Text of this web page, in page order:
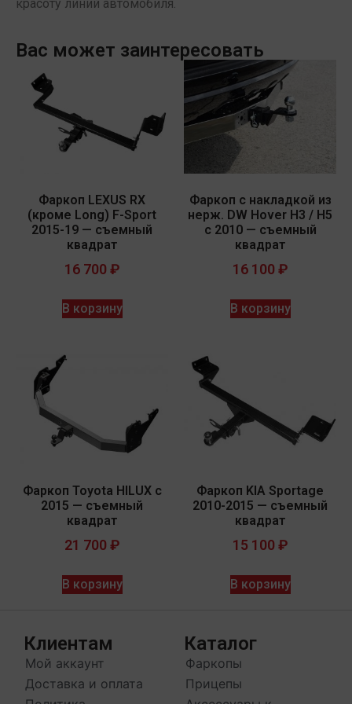
красоту линий автомобиля.
Вас может заинтересовать
Фаркоп LEXUS RX
(кроме Long) F-Sport
2015-19 — съемный
квадрат
16 700 ₽
В корзину
Фаркоп c накладкой из
нерж. DW Hover H3 / H5
с 2010 — съемный
квадрат
16 100 ₽
В корзину
Фаркоп Toyota HILUX с
2015 — съемный
квадрат
21 700 ₽
В корзину
Фаркоп KIA Sportage
2010-2015 — съемный
квадрат
15 100 ₽
В корзину
Клиентам
Мой аккаунт
Доставка и оплата
Каталог
Фаркопы
Прицепы